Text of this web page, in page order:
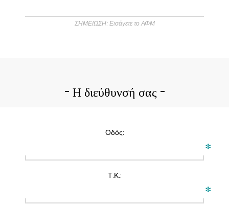
ΣΗΜΕΙΩΣΗ: Εισάγετε το ΑΦΜ
Η διεύθυνσή σας
Οδός:
*
Τ.Κ.:
*